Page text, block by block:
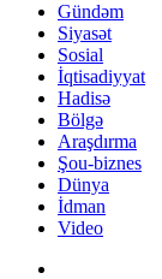
Gündəm
Siyasət
Sosial
İqtisadiyyat
Hadisə
Bölgə
Araşdırma
Şou-biznes
Dünya
İdman
Video